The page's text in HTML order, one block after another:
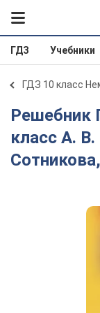
ГДЗ Учебники
ГДЗ 10 класс
Решебник
класс А.